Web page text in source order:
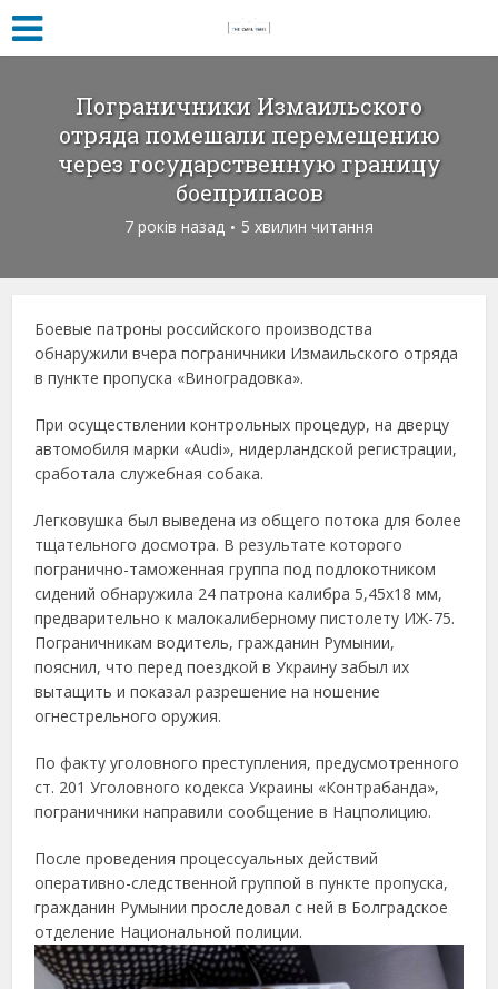
Пограничники Измаильского
отряда помешали перемещению
через государственную границу
боеприпасов
7 років назад 5 хвилин читання
Боевые патроны российского производства
обнаружили вчера пограничники Измаильского отряда
в пункте пропуска «Виноградовка».
При осуществлении контрольных процедур, на дверцу
автомобиля марки «Audi», нидерландской регистрации,
сработала служебная собака.
Легковушка был выведена из общего потока для более
тщательного досмотра. В результате которого
погранично-таможенная группа под подлокотником
сидений обнаружила 24 патрона калибра 5,45х18 мм,
предварительно к малокалиберному пистолету ИЖ-75.
Пограничникам водитель, гражданин Румынии,
пояснил, что перед поездкой в Украину забыл их
вытащить и показал разрешение на ношение
огнестрельного оружия.
По факту уголовного преступления, предусмотренного
ст. 201 Уголовного кодекса Украины «Контрабанда»,
пограничники направили сообщение в Нацполицию.
После проведения процессуальных действий
оперативно-следственной группой в пункте пропуска,
гражданин Румынии проследовал с ней в Болградское
отделение Национальной полиции.